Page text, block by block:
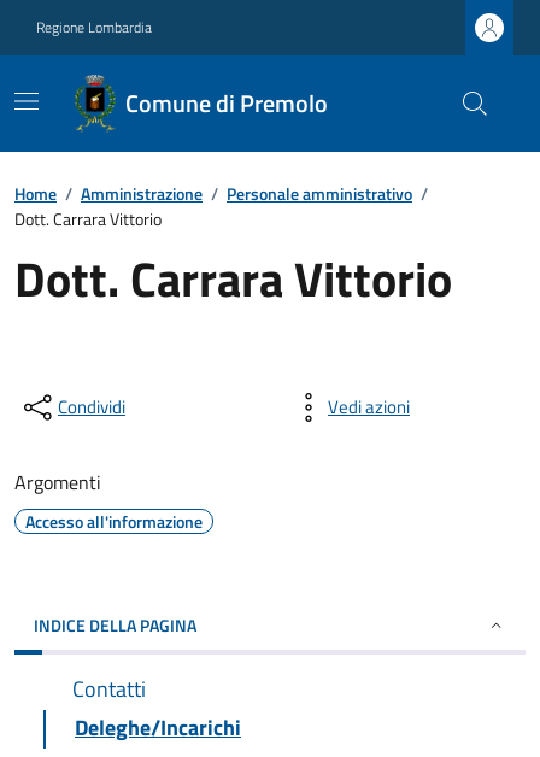
Regione Lombardia
Comune di Premolo
Home / Amministrazione / Personale amministrativo /
Dott. Carrara Vittorio
Dott. Carrara Vittorio
Condividi Vedi azioni
Argomenti
Accesso all'informazione
INDICE DELLA PAGINA
Contatti
Deleghe/Incarichi